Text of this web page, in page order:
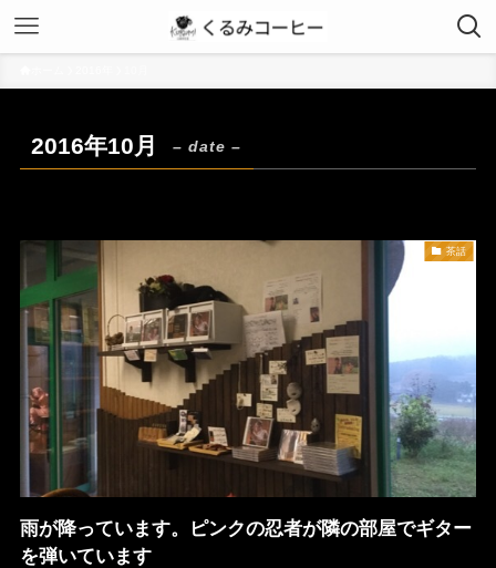
2016年10月 – date –
茶話
雨が降っています。ピンクの忍者が隣の部屋でギター
を弾いています